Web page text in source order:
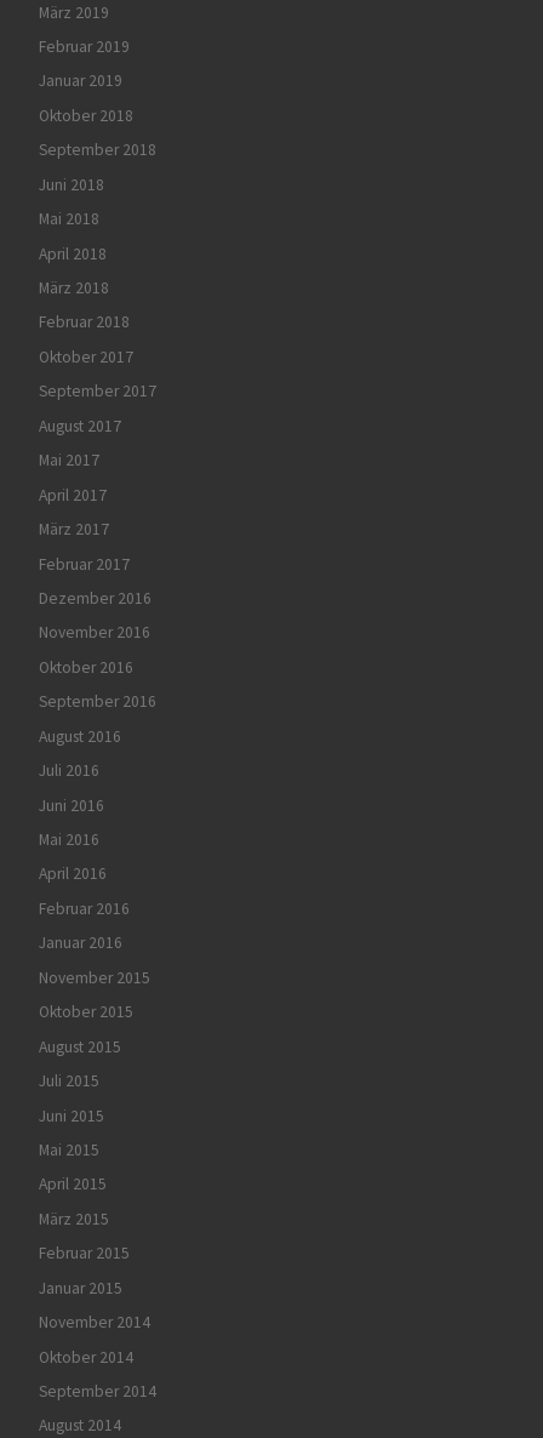
März 2019
Februar 2019
Januar 2019
Oktober 2018
September 2018
Juni 2018
Mai 2018
April 2018
März 2018
Februar 2018
Oktober 2017
September 2017
August 2017
Mai 2017
April 2017
März 2017
Februar 2017
Dezember 2016
November 2016
Oktober 2016
September 2016
August 2016
Juli 2016
Juni 2016
Mai 2016
April 2016
Februar 2016
Januar 2016
November 2015
Oktober 2015
August 2015
Juli 2015
Juni 2015
Mai 2015
April 2015
März 2015
Februar 2015
Januar 2015
November 2014
Oktober 2014
September 2014
August 2014